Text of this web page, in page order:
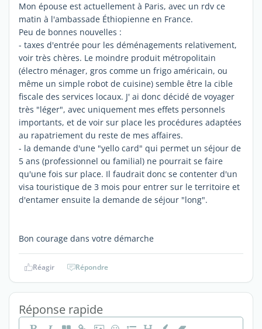
Mon épouse est actuellement à Paris, avec un rdv ce
matin à l'ambassade Éthiopienne en France.
Peu de bonnes nouvelles :
- taxes d'entrée pour les déménagements relativement,
voir très chères. Le moindre produit métropolitain
(électro ménager, gros comme un frigo américain, ou
même un simple robot de cuisine) semble être la cible
fiscale des services locaux. J' ai donc décidé de voyager
très "léger", avec uniquement mes effets personnels
importants, et de voir sur place les procédures adaptées
au rapatriement du reste de mes affaires.
- la demande d'une "yello card" qui permet un séjour de
5 ans (professionnel ou familial) ne pourrait se faire
qu'une fois sur place. Il faudrait donc se contenter d'un
visa touristique de 3 mois pour entrer sur le territoire et
d'entamer ensuite la demande de séjour "long".
Bon courage dans votre démarche
Réagir Répondre
Réponse rapide